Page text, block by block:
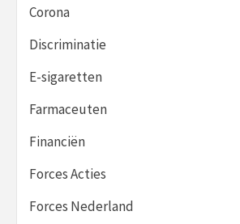
Corona
Discriminatie
E-sigaretten
Farmaceuten
Financiën
Forces Acties
Forces Nederland